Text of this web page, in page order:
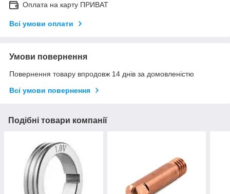
Оплата на карту ПРИВАТ
Всі умови оплати
Умови повернення
Повернення товару впродовж 14 днів за домовленістю
Всі умови повернення
Подібні товари компанії